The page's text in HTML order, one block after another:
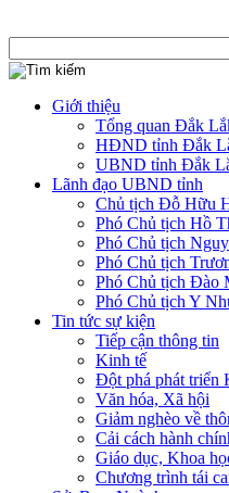
Giới thiệu
Tổng quan Đắk
HĐND tỉnh Đắk
UBND tỉnh Đắk
Lãnh đạo UBND tỉnh
Chủ tịch Đỗ Hữu
Phó Chủ tịch Hồ
Phó Chủ tịch
Phó Chủ tịch
Phó Chủ tịch Đào
Phó Chủ tịch Y
Tin tức sự kiện
Tiếp cận thông tin
Kinh tế
Đột phá phát
Văn hóa, Xã hội
Giảm nghèo về
Cải cách hành
Giáo dục, Khoa
Chương trình tái